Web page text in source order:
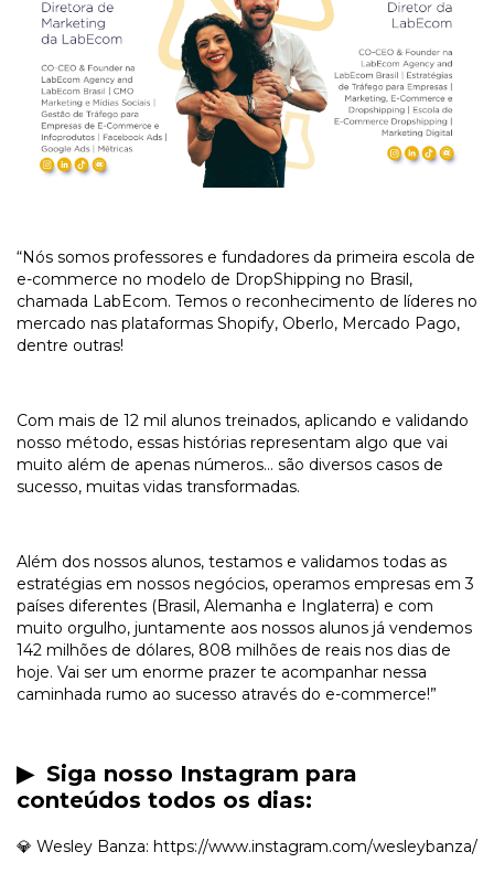
“Nós somos professores e fundadores da primeira escola de
e-commerce no modelo de DropShipping no Brasil,
chamada LabEcom. Temos o reconhecimento de líderes no
mercado nas plataformas Shopify, Oberlo, Mercado Pago,
dentre outras!
Com mais de 12 mil alunos treinados, aplicando e validando
nosso método, essas histórias representam algo que vai
muito além de apenas números… são diversos casos de
sucesso, muitas vidas transformadas.
Além dos nossos alunos, testamos e validamos todas as
estratégias em nossos negócios, operamos empresas em 3
países diferentes (Brasil, Alemanha e Inglaterra) e com
muito orgulho, juntamente aos nossos alunos já vendemos
142 milhões de dólares, 808 milhões de reais nos dias de
hoje. Vai ser um enorme prazer te acompanhar nessa
caminhada rumo ao sucesso através do e-commerce!”
▶ Siga nosso Instagram para
conteúdos todos os dias:
💎 Wesley Banza: https://www.instagram.com/wesleybanza/